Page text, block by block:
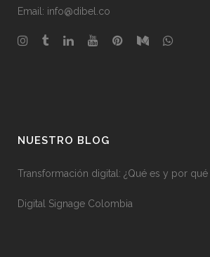
Email: info@dibel.co
NUESTRO BLOG
Transformación digital: ¿Qué es y por
Digital Signage Colombia